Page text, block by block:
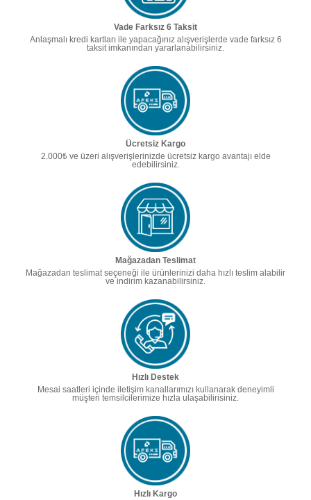
Vade Farksız 6 Taksit
Anlaşmalı kredi kartları ile yapacağınız alışverişlerde vade farksız 6
taksit imkanından yararlanabilirsiniz.
Ücretsiz Kargo
2.000₺ ve üzeri alışverişlerinizde ücretsiz kargo avantajı elde
edebilirsiniz.
Mağazadan Teslimat
Mağazadan teslimat seçeneği ile ürünlerinizi daha hızlı teslim alabilir
ve indirim kazanabilirsiniz.
Hızlı Destek
Mesai saatleri içinde iletişim kanallarımızı kullanarak deneyimli
müşteri temsilcilerimize hızla ulaşabilirisiniz.
Hızlı Kargo